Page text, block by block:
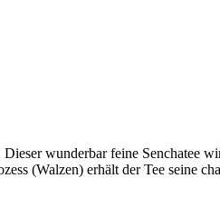
wunderbar feine Senchatee
(Walzen) erhält der Tee seine